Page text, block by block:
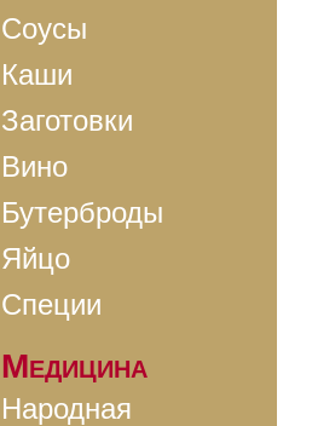
Соусы
Каши
Заготовки
Вино
Бутерброды
Яйцо
Специи
Медицина
Народная